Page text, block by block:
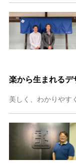
楽から生まれるデ